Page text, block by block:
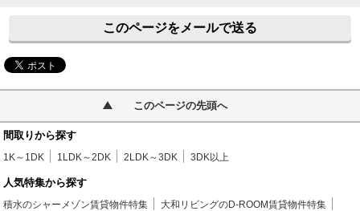
このページをメールで送る
このページの先頭へ
間取りから探す
1K～1DK 1LDK～2DK 2LDK～3DK 3DK以上
人気特集から探す
積水のシャーメゾン賃貸物件特集
大和リビングのD-ROOM賃貸物件特集